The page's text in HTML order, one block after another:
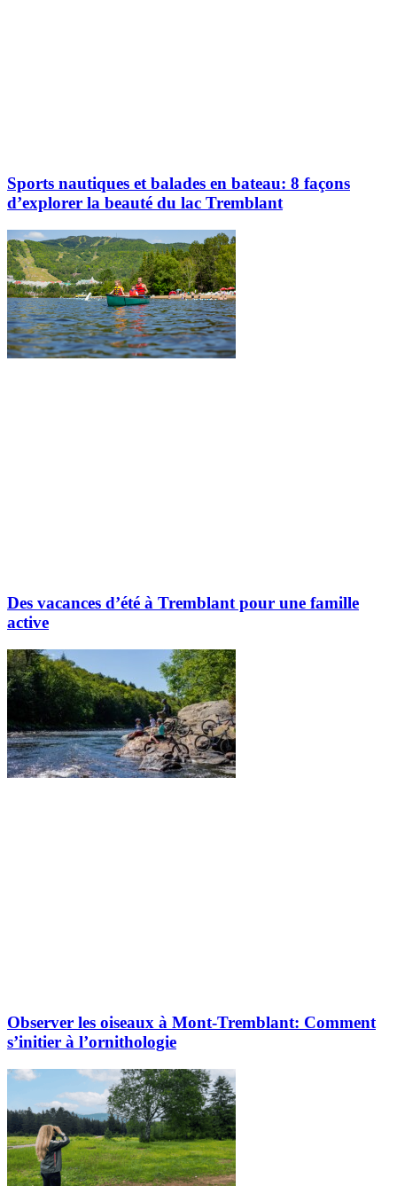
Sports nautiques et balades en bateau: 8 façons
d’explorer la beauté du lac Tremblant
Des vacances d’été à Tremblant pour une famille
active
Observer les oiseaux à Mont-Tremblant: Comment
s’initier à l’ornithologie